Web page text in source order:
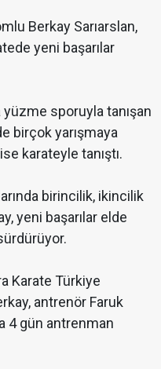
Berkay Sarıarslan,
yeni başarılar
sporuyla tanışan
birçok yarışmaya
karateyle tanıştı.
birincilik, ikincilik
yeni başarılar elde
Karate Türkiye
antrenör Faruk
4 gün antrenman